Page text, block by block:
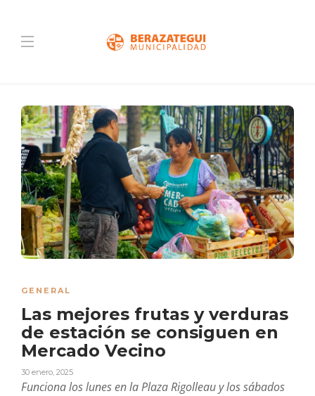
GENERAL
Las mejores frutas y verduras
de estación se consiguen en
Mercado Vecino
30 enero, 2025
Funciona los lunes en la Plaza Rigolleau y los sábados